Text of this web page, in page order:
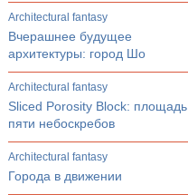
architectural fantasy
Вчерашнее будущее
архитектуры: город Шо
architectural fantasy
Sliced Porosity Block: площадь
пяти небоскребов
architectural fantasy
Города в движении